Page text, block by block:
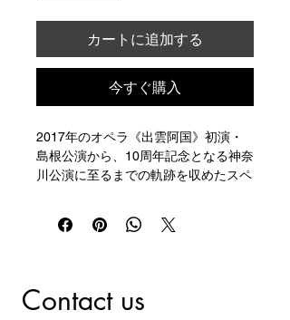
カートに追加する
今すぐ購入
2017年のオペラ《出雲阿国》初演・
島根公演から、10周年記念となる神奈
川公演に至るまでの軌跡を収めたスペ
や舞台裏の記録写真も多数掲載。作品
す。
さらに、出演者・スタッフによるコメ
Contact us